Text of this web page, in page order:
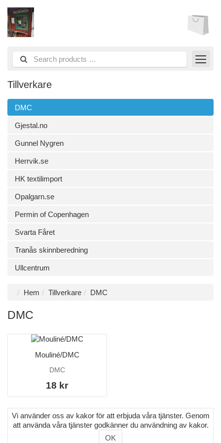
Tillverkare
DMC
Gjestal.no
Gunnel Nygren
Herrvik.se
HK textilimport
Opalgarn.se
Permin of Copenhagen
Svarta Fåret
Tranås skinnberedning
Ullcentrum
Hem Tillverkare DMC
DMC
Mouliné/DMC
DMC
18 kr
Vi använder oss av kakor för att erbjuda våra tjänster. Genom
att använda våra tjänster godkänner du användning av kakor.
OK